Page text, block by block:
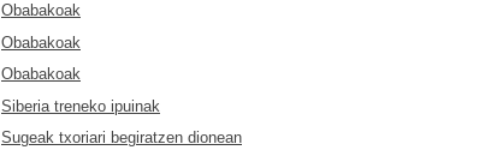
Obabakoak
Obabakoak
Obabakoak
Siberia treneko ipuinak
Sugeak txoriari begiratzen dionean